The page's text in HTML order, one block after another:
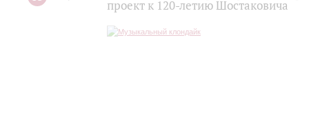
проект к 120-летию Шостаковича